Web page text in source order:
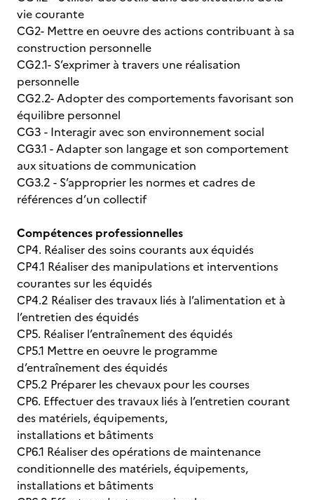
vie courante
CG2- Mettre en oeuvre des actions contribuant à sa
construction personnelle
CG2.1- S’exprimer à travers une réalisation
personnelle
CG2.2- Adopter des comportements favorisant son
équilibre personnel
CG3 - Interagir avec son environnement social
CG3.1 - Adapter son langage et son comportement
aux situations de communication
CG3.2 - S’approprier les normes et cadres de
références d’un collectif
Compétences professionnelles
CP4. Réaliser des soins courants aux équidés
CP4.1 Réaliser des manipulations et interventions
courantes sur les équidés
CP4.2 Réaliser des travaux liés à l’alimentation et à
l’entretien des équidés
CP5. Réaliser l’entraînement des équidés
CP5.1 Mettre en oeuvre le programme
d’entraînement des équidés
CP5.2 Préparer les chevaux pour les courses
CP6. Effectuer des travaux liés à l’entretien courant
des matériels, équipements,
installations et bâtiments
CP6.1 Réaliser des opérations de maintenance
conditionnelle des matériels, équipements,
installations et bâtiments